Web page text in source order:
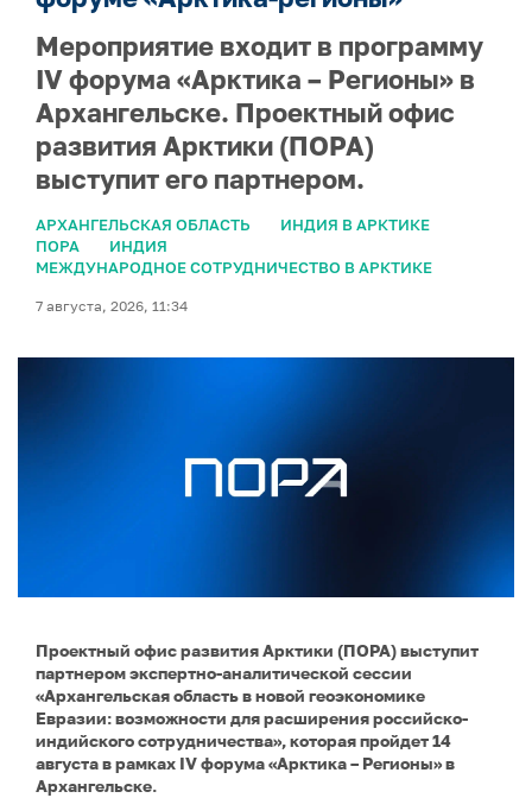
Мероприятие входит в программу
IV форума «Арктика – Регионы» в
Архангельске. Проектный офис
развития Арктики (ПОРА)
выступит его партнером.
АРХАНГЕЛЬСКАЯ ОБЛАСТЬ
ИНДИЯ В АРКТИКЕ
ПОРА
ИНДИЯ
МЕЖДУНАРОДНОЕ СОТРУДНИЧЕСТВО В АРКТИКЕ
7 августа, 2026, 11:34
Проектный офис развития Арктики (ПОРА) выступит
партнером экспертно-аналитической сессии
«Архангельская область в новой геоэкономике
Евразии: возможности для расширения российско-
индийского сотрудничества», которая пройдет 14
августа в рамках IV форума «Арктика – Регионы» в
Архангельске.